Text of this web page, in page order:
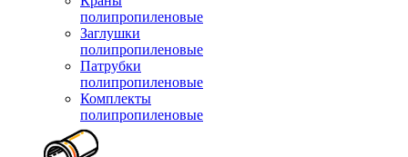
полипропиленовые
Заглушки
полипропиленовые
Патрубки
полипропиленовые
Комплекты
полипропиленовые